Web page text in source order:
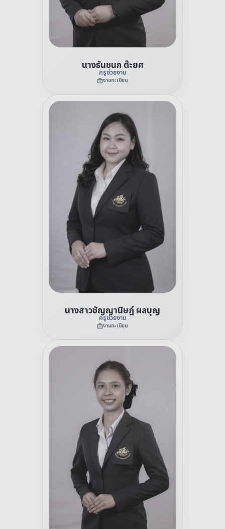
นางธันชนก ต๊ะยศ
ครูช่วยงาน
งานทะเบียน
นางสาวชัญญานิษฎ์ ผลบุญ
ครูช่วยงาน
งานทะเบียน